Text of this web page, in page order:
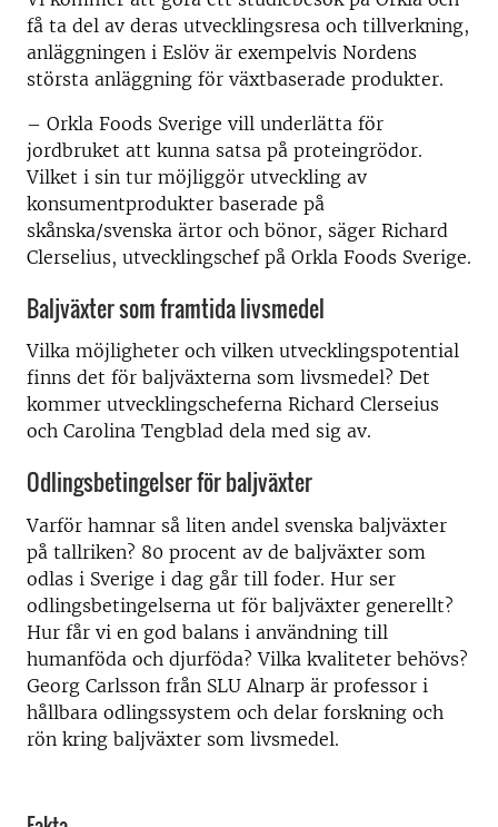
få ta del av deras utvecklingsresa och tillverkning,
anläggningen i Eslöv är exempelvis Nordens
största anläggning för växtbaserade produkter.
– Orkla Foods Sverige vill underlätta för
jordbruket att kunna satsa på proteingrödor.
Vilket i sin tur möjliggör utveckling av
konsumentprodukter baserade på
skånska/svenska ärtor och bönor, säger Richard
Clerselius, utvecklingschef på Orkla Foods Sverige.
Baljväxter som framtida livsmedel
Vilka möjligheter och vilken utvecklingspotential
finns det för baljväxterna som livsmedel? Det
kommer utvecklingscheferna Richard Clerseius
och Carolina Tengblad dela med sig av.
Odlingsbetingelser för baljväxter
Varför hamnar så liten andel svenska baljväxter
på tallriken? 80 procent av de baljväxter som
odlas i Sverige i dag går till foder. Hur ser
odlingsbetingelserna ut för baljväxter generellt?
Hur får vi en god balans i användning till
humanföda och djurföda? Vilka kvaliteter behövs?
Georg Carlsson från SLU Alnarp är professor i
hållbara odlingssystem och delar forskning och
rön kring baljväxter som livsmedel.